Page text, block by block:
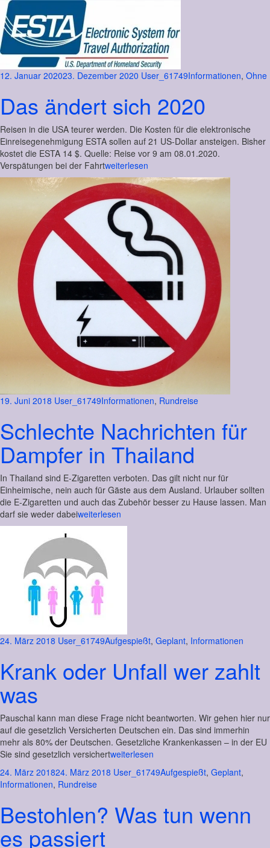
12. Januar 202023. Dezember 2020 User_61749Informationen, Ohne
Das ändert sich 2020
Reisen in die USA teurer werden. Die Kosten für die elektronische
Einreisegenehmigung ESTA sollen auf 21 US-Dollar ansteigen. Bisher
kostet die ESTA 14 $. Quelle: Reise vor 9 am 08.01.2020.
Verspätungen bei der Fahrtweiterlesen
19. Juni 2018 User_61749Informationen, Rundreise
Schlechte Nachrichten für
Dampfer in Thailand
In Thailand sind E-Zigaretten verboten. Das gilt nicht nur für
Einheimische, nein auch für Gäste aus dem Ausland. Urlauber sollten
die E-Zigaretten und auch das Zubehör besser zu Hause lassen. Man
darf sie weder dabeiweiterlesen
24. März 2018 User_61749Aufgespießt, Geplant, Informationen
Krank oder Unfall wer zahlt
was
Pauschal kann man diese Frage nicht beantworten. Wir gehen hier nur
auf die gesetzlich Versicherten Deutschen ein. Das sind immerhin
mehr als 80% der Deutschen. Gesetzliche Krankenkassen – in der EU
Sie sind gesetzlich versichertweiterlesen
24. März 201824. März 2018 User_61749Aufgespießt, Geplant,
Informationen, Rundreise
Bestohlen? Was tun wenn
es passiert